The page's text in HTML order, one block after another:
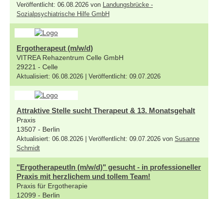
Veröffentlicht: 06.08.2026 von
Landungsbrücke -
Sozialpsychiatrische Hilfe GmbH
Ergotherapeut (m/w/d)
VITREA Rehazentrum Celle GmbH
29221 - Celle
Aktualisiert: 06.08.2026 | Veröffentlicht: 09.07.2026
Attraktive Stelle sucht Therapeut & 13. Monatsgehalt
Praxis
13507 - Berlin
Aktualisiert: 06.08.2026 | Veröffentlicht: 09.07.2026 von Susanne
Schmidt
"ErgotherapeutIn (m/w/d)" gesucht - in professioneller
Praxis mit herzlichem und tollem Team!
Praxis für Ergotherapie
12099 - Berlin